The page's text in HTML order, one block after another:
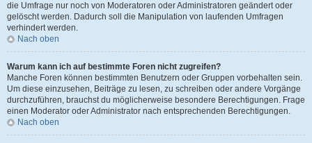
die Umfrage nur noch von Moderatoren oder Administratoren geändert oder
gelöscht werden. Dadurch soll die Manipulation von laufenden Umfragen
verhindert werden.
Nach oben
Warum kann ich auf bestimmte Foren nicht zugreifen?
Manche Foren können bestimmten Benutzern oder Gruppen vorbehalten sein.
Um diese einzusehen, Beiträge zu lesen, zu schreiben oder andere Vorgänge
durchzuführen, brauchst du möglicherweise besondere Berechtigungen. Frage
einen Moderator oder Administrator nach entsprechenden Berechtigungen.
Nach oben